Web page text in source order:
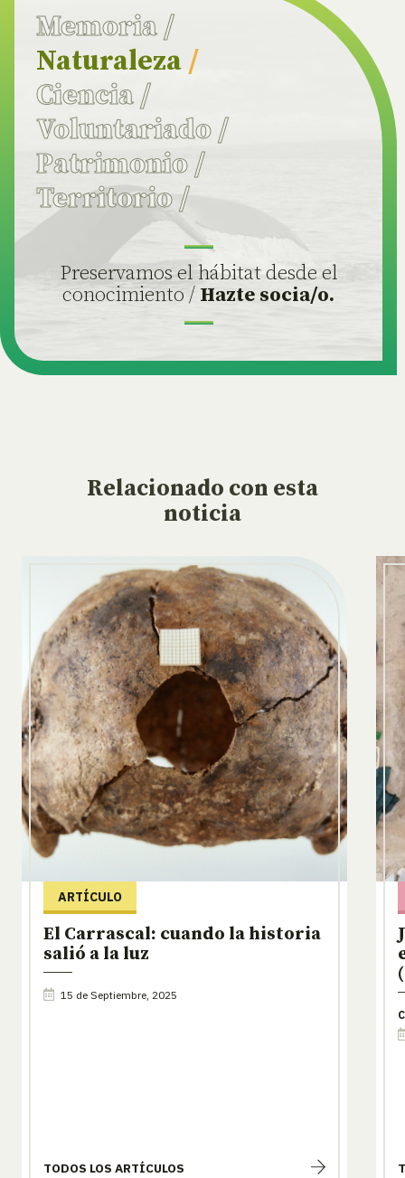
Memoria /
Naturaleza /
Ciencia/
Voluntariado/
Patrimonio /
Territorio/
Preservamos el hábitat desde el
conocimiento / Hazte socia/o.
Relacionado con esta
noticia
ARTÍCULO
El Carrascal: cuando la historia
salió a la luz
15 de Septiembre, 2025
TODOS LOS ARTÍCULOS